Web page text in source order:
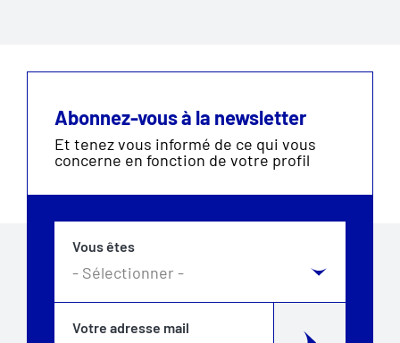
Abonnez-vous à la newsletter
Et tenez vous informé de ce qui vous
concerne en fonction de votre profil
Vous êtes
Votre adresse mail